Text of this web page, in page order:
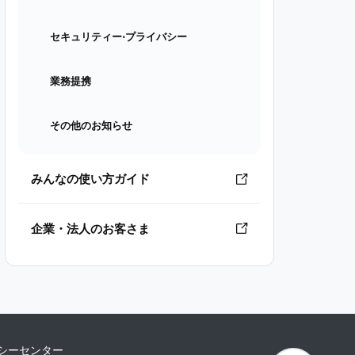
セキュリティー⋅プライバシー
業務提携
その他のお知らせ
みんなの使い方ガイド
企業・法人のお客さま
ーセンター